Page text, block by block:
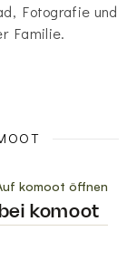
Fotografie und
Familie.